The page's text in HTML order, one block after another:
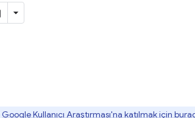
Google Kullanıcı Araştırması'na katılmak için